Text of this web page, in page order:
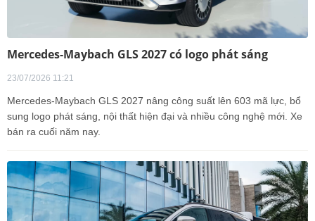
Mercedes-Maybach GLS 2027 có logo phát sáng
23/07/2026 11:21
Mercedes-Maybach GLS 2027 nâng công suất lên 603 mã lực, bổ
sung logo phát sáng, nội thất hiện đại và nhiều công nghệ mới. Xe
bán ra cuối năm nay.